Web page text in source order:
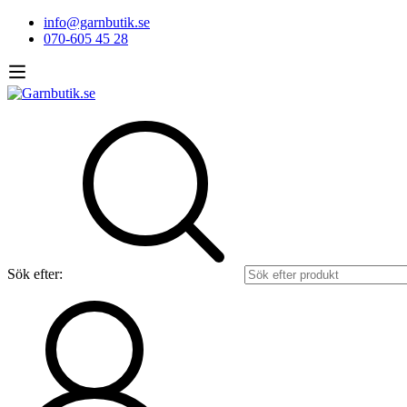
info@garnbutik.se
070-605 45 28
Sök efter: